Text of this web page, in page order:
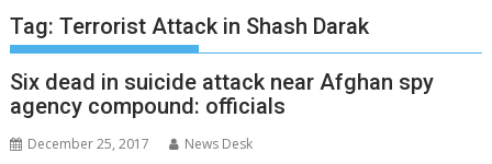
Tag:Terrorist Attack in Shash Darak
Six dead in suicide attack near Afghan spy
agency compound: officials
December 25, 2017 News Desk